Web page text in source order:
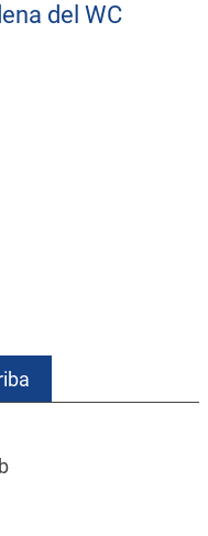
del WC
rutina óptima